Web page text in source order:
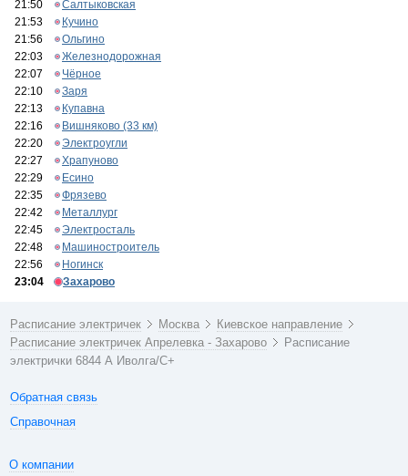
21:50
Салтыковская
21:53
Кучино
21:56
Ольгино
22:03
Железнодорожная
22:07
Чёрное
22:10
Заря
22:13
Купавна
22:16
Вишняково (33 км)
22:20
Электроугли
22:27
Храпуново
22:29
Есино
22:35
Фрязево
22:42
Металлург
22:45
Электросталь
22:48
Машиностроитель
22:56
Ногинск
23:04
Захарово
Расписание электричек Москва
Киевское направление
Расписание электричек Апрелевка - Захарово
Расписание
электрички 6844 А Иволга/С+
Обратная связь
Справочная
О компании